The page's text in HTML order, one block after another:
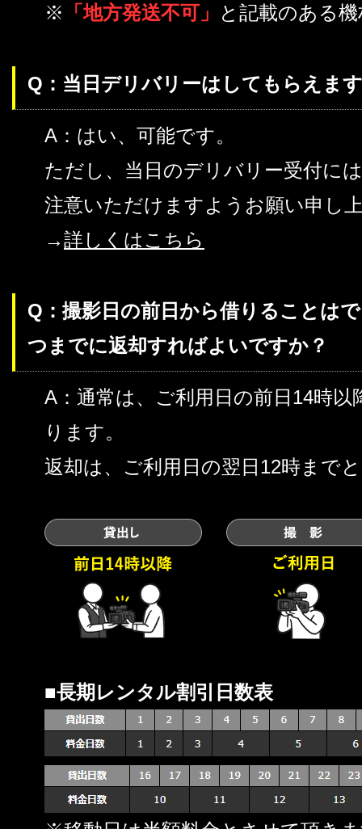
※
「地方発送不可」 と記載のある
Q：当日デリバリーはしてもらえま
A：はい、可能です。
ただし、当日のデリバリー受付に
注意いただけますようお願い申し
→詳しくはこちら
Q：撮影日の前日から借りることは
つまでに返却すればよいですか？
A：通常は、ご利用日の前日14時
ります。
返却は、ご利用日の翌日12時まで
■長期レンタル割引日数表